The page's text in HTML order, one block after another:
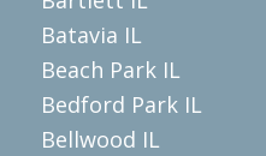
Batavia IL
Beach Park IL
Bedford Park IL
Bellwood IL